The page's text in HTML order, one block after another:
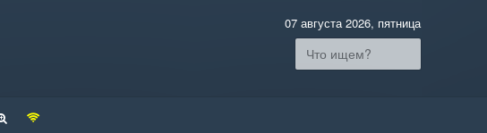
07 августа 2026, пятница